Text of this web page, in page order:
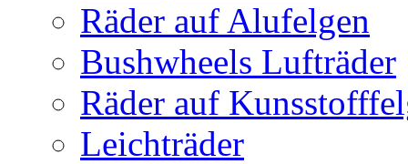
Räder auf Alufelgen
Bushwheels Lufträder
Räder auf
Leichträder